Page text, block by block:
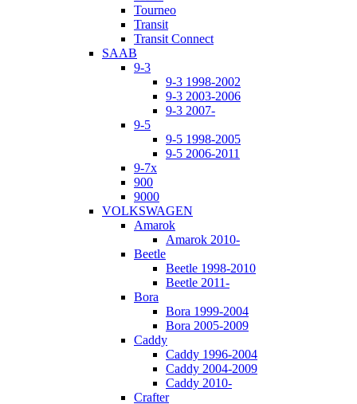
Tourneo
Transit
Transit Connect
SAAB
9-3
9-3 1998-2002
9-3 2003-2006
9-3 2007-
9-5
9-5 1998-2005
9-5 2006-2011
9-7x
900
9000
VOLKSWAGEN
Amarok
Amarok 2010-
Beetle
Beetle 1998-2010
Beetle 2011-
Bora
Bora 1999-2004
Bora 2005-2009
Caddy
Caddy 1996-2004
Caddy 2004-2009
Caddy 2010-
Crafter